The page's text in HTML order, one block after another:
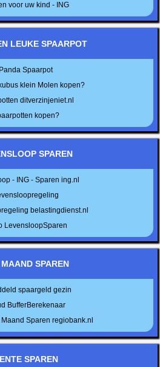
voor uw kind - ING
LEUKE SPAARPOT
Panda Spaarpot
klein Molen kopen?
ditverzinjeniet.nl
kopen?
SPAREN
- ING - Sparen ing.nl
belastingdienst.nl
LevensloopSparen
MAAND SPAREN
spaargeld gezin
BufferBerekenaar
Sparen regiobank.nl
SPAREN